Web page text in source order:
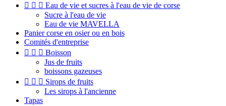
   Eau de vie et sucres à l'eau de vie de corse
Sucre à l'eau de vie
Eau de vie MAVELLA
Panier corse en osier ou en bois
Comités d'entreprise
   Boisson
Jus de fruits
boissons gazeuses
   Sirops de fruits
Les sirops à l'ancienne
Tapas